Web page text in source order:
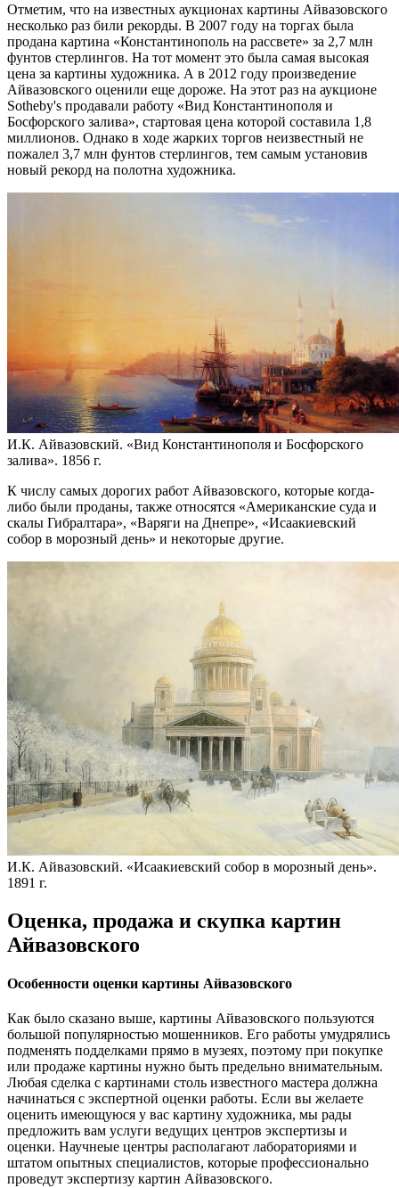
Отметим, что на известных аукционах картины Айвазовского
несколько раз били рекорды. В 2007 году на торгах была
продана картина «Константинополь на рассвете» за 2,7 млн
фунтов стерлингов. На тот момент это была самая высокая
цена за картины художника. А в 2012 году произведение
Айвазовского оценили еще дороже. На этот раз на аукционе
Sotheby's продавали работу «Вид Константинополя и
Босфорского залива», стартовая цена которой составила 1,8
миллионов. Однако в ходе жарких торгов неизвестный не
пожалел 3,7 млн фунтов стерлингов, тем самым установив
новый рекорд на полотна художника.
И.К. Айвазовский. «Вид Константинополя и Босфорского
залива». 1856 г.
К числу самых дорогих работ Айвазовского, которые когда-
либо были проданы, также относятся «Американские суда и
скалы Гибралтара», «Варяги на Днепре», «Исаакиевский
собор в морозный день» и некоторые другие.
И.К. Айвазовский. «Исаакиевский собор в морозный день».
1891 г.
Оценка, продажа и скупка картин
Айвазовского
Особенности оценки картины Айвазовского
Как было сказано выше, картины Айвазовского пользуются
большой популярностью мошенников. Его работы умудрялись
подменять подделками прямо в музеях, поэтому при покупке
или продаже картины нужно быть предельно внимательным.
Любая сделка с картинами столь известного мастера должна
начинаться с экспертной оценки работы. Если вы желаете
оценить имеющуюся у вас картину художника, мы рады
предложить вам услуги ведущих центров экспертизы и
оценки. Научнеые центры располагают лабораториями и
штатом опытных специалистов, которые профессионально
проведут экспертизу картин Айвазовского.